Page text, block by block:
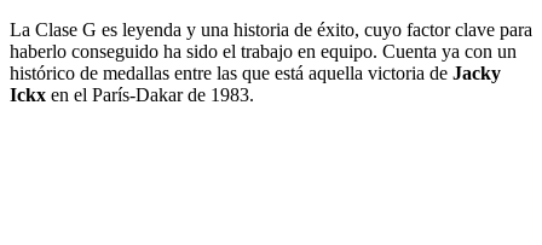
La Clase G es leyenda y una historia de éxito, cuyo factor clave para
haberlo conseguido ha sido el trabajo en equipo. Cuenta ya con un
histórico de medallas entre las que está aquella victoria de Jacky
Ickx en el París-Dakar de 1983.